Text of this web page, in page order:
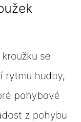
se
rytmu hudby,
pohybové
z pohybu